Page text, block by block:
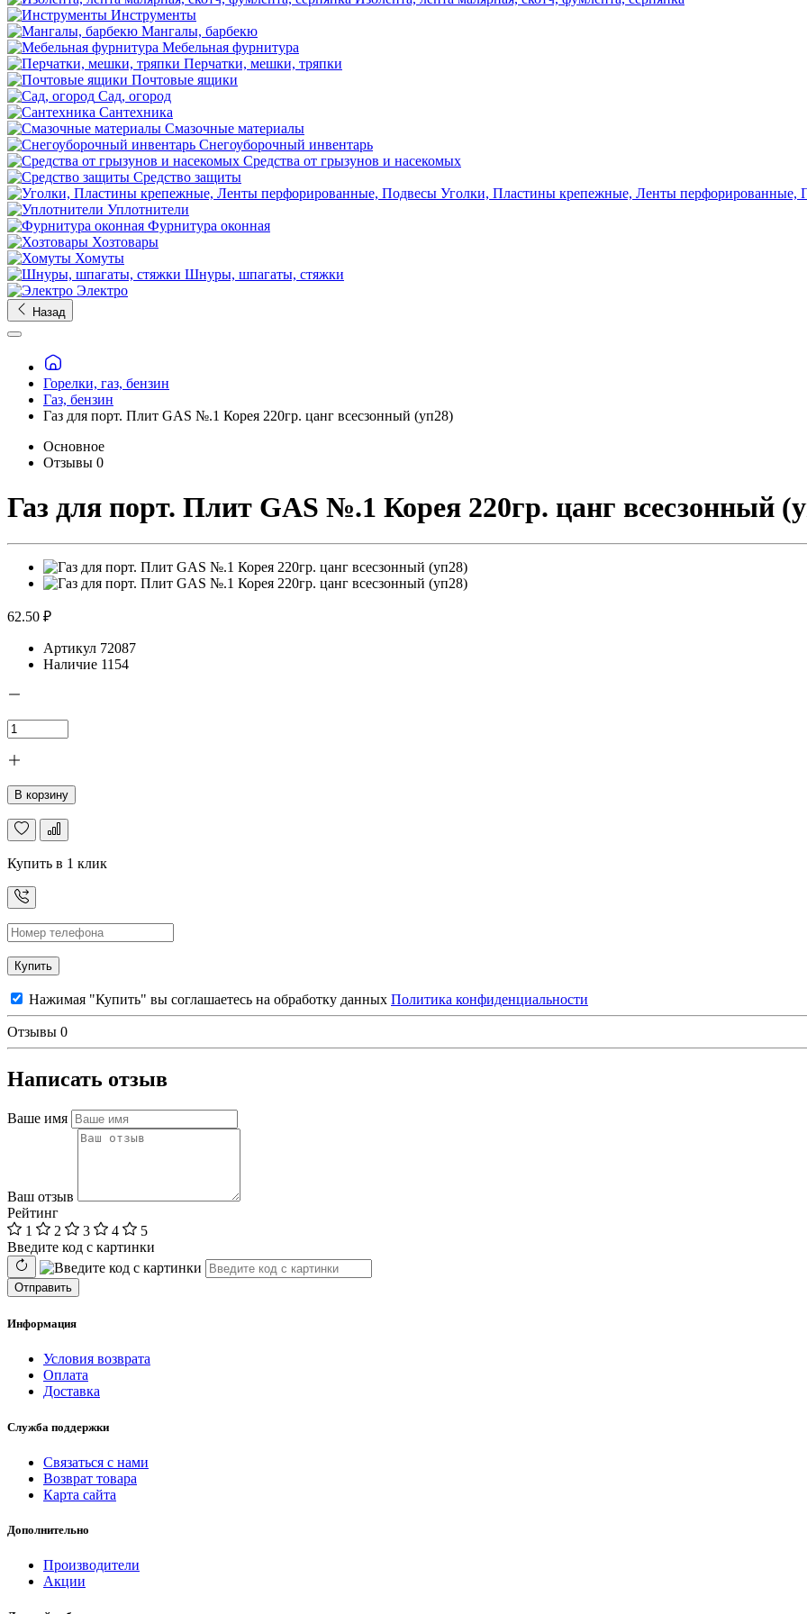
Инструменты
Мангалы, барбекю
Мебельная фурнитура
Перчатки, мешки, тряпки
Почтовые ящики
Сад, огород
Сантехника
Смазочные материалы
Снегоуборочный инвентарь
Средства от грызунов и насекомых
Средство защиты
Уголки, Пластины крепежные, Ленты перфорированные,
Уплотнители
Фурнитура оконная
Хозтовары
Хомуты
Шнуры, шпагаты, стяжки
Электро
Назад
Горелки, газ, бензин
Газ, бензин
Газ для порт. Плит GAS №.1 Корея 220гр. цанг всесзонный (уп28)
Основное
Отзывы 0
Газ для порт. Плит GAS №.1 Корея 220гр. цанг всесзонный
62.50 ₽
Артикул 72087
Наличие 1154
В корзину
Купить в 1 клик
Купить
Нажимая "Купить" вы соглашаетесь на обработку данных Политика конфиденциальности
Отзывы 0
Написать отзыв
Ваше имя
Ваш отзыв
Рейтинг
1
2 3 4
5
Введите код с картинки
Отправить
Информация
Условия возврата
Оплата
Доставка
Служба поддержки
Связаться с нами
Возврат товара
Карта сайта
Дополнительно
Производители
Акции